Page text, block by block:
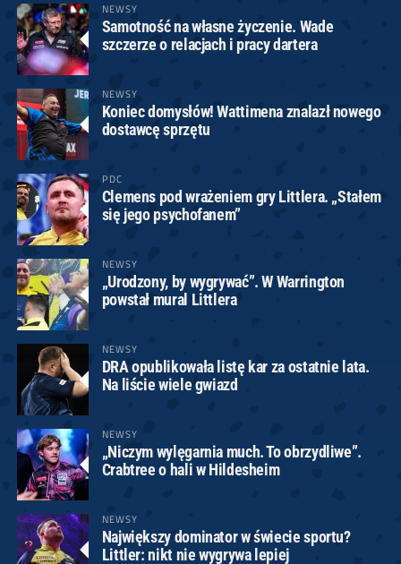
NEWSY
Samotność na własne życzenie. Wade
szczerze o relacjach i pracy dartera
NEWSY
Koniec domysłów! Wattimena znalazł nowego
dostawcę sprzętu
PDC
Clemens pod wrażeniem gry Littlera. „Stałem
się jego psychofanem”
NEWSY
„Urodzony, by wygrywać”. W Warrington
powstał mural Littlera
NEWSY
DRA opublikowała listę kar za ostatnie lata.
Na liście wiele gwiazd
NEWSY
„Niczym wylęgarnia much. To obrzydliwe”.
Crabtree o hali w Hildesheim
NEWSY
Największy dominator w świecie sportu?
Littler: nikt nie wygrywa lepiej